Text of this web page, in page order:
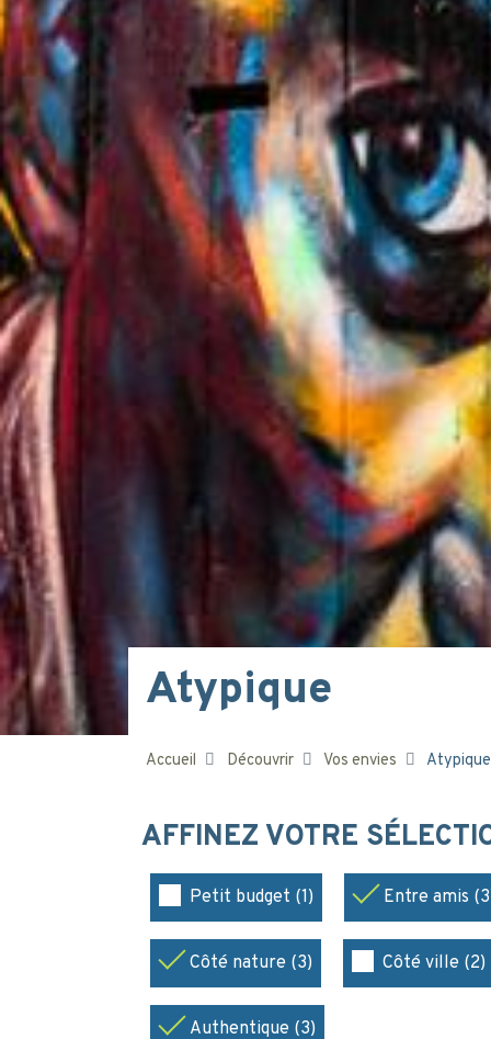
Atypique
Accueil Découvrir Vos envies Atypique
AFFINEZ VOTRE
Petit budget (1) Entre amis
Côté nature (3) Côté ville (2)
Authentique (3)